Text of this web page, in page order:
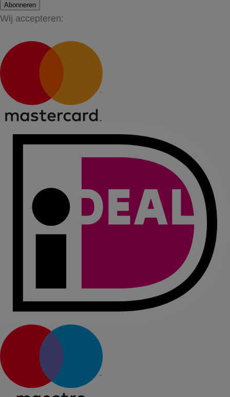
Abonneren
Wij accepteren: